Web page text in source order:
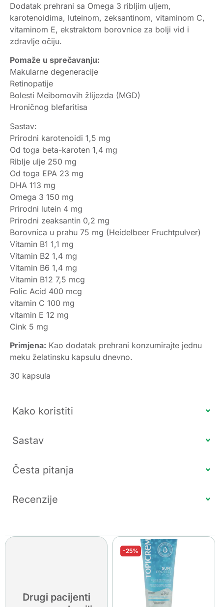
Dodatak prehrani sa Omega 3 ribljim uljem,
karotenoidima, luteinom, zeksantinom, vitaminom C,
vitaminom E, ekstraktom borovnice za bolji vid i
zdravlje očiju.
Pomaže u sprečavanju:
Makularne degeneracije
Retinopatije
Bolesti Meibomovih žlijezda (MGD)
Hroničnog blefaritisa
Sastav:
Prirodni karotenoidi 1,5 mg
Od toga beta-karoten 1,4 mg
Riblje ulje 250 mg
Od toga EPA 23 mg
DHA 113 mg
Omega 3 150 mg
Prirodni lutein 4 mg
Prirodni zeaksantin 0,2 mg
Borovnica u prahu 75 mg (Heidelbeer Fruchtpulver)
Vitamin B1 1,1 mg
Vitamin B2 1,4 mg
Vitamin B6 1,4 mg
Vitamin B12 7,5 mcg
Folic Acid 400 mcg
vitamin C 100 mg
vitamin E 12 mg
Cink 5 mg
Primjena: Kao dodatak prehrani konzumirajte jednu
meku želatinsku kapsulu dnevno.
30 kapsula
Kako koristiti
Sastav
Česta pitanja
Recenzije
Drugi pacijenti
-25%